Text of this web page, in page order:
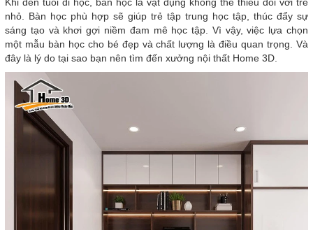
nhỏ. Bàn học phù hợp sẽ giúp trẻ tập trung học tập, thúc đẩy sự
sáng tạo và khơi gợi niềm đam mê học tập. Vì vậy, việc lựa chọn
một mẫu bàn học cho bé đẹp và chất lượng là điều quan trọng. Và
đây là lý do tại sao bạn nên tìm đến xưởng nội thất Home 3D.